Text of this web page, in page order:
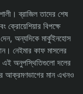
ব্রাজিল তাদের শেষ
ক্রোয়েশিয়ার বিপক্ষে
অন্যদিকে মার্কুইনহোস
নেইমার কাফ মাসলের
এই অনুপস্থিতিগুলো দলের
আক্রমণভাগের মান এখনও